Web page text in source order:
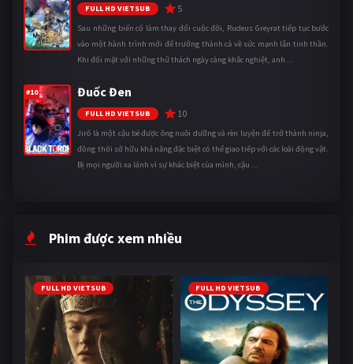
FULL HD VIETSUB 5
Sau những biến cố làm thay đổi cuộc đời, Rudeus Greyrat tiếp tục bước
vào một hành trình mới để trưởng thành cả về sức mạnh lẫn tinh thần.
Khi đối mặt với những thử thách ngày càng khắc nghiệt, anh ...
#10 Đuốc Đen
FULL HD VIETSUB 10
Jirô là một cậu bé được ông nuôi dưỡng và rèn luyện để trở thành ninja,
đồng thời sở hữu khả năng đặc biệt có thể giao tiếp với các loài động vật.
Bị mọi người xa lánh vì sự khác biệt của mình, cậu ...
Phim được xem nhiều
FULL HD VIETSUB FULL HD VIETSUB